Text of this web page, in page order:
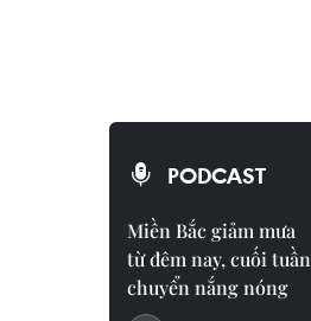
PODCAST
Miền Bắc giảm mưa
từ đêm nay, cuối tuần
chuyển nắng nóng